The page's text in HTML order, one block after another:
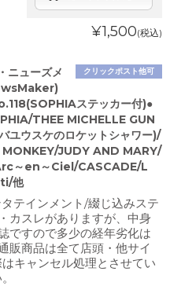
¥1,500(税込)
クリックポスト他可
ニューズメ
ステッカー付)●
THEE MICHELLE GUN
ユウスケのロケットシャワー)/
JUDY AND MARY/
～en～Ciel/CASCADE/L
他
テインメント/綴じ込みステ
カスレがありますが、中身
ですので多少の経年劣化は
販商品は全て店頭・他サイ
キャンセル処理とさせてい